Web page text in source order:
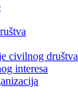
civilnog društva
interesa